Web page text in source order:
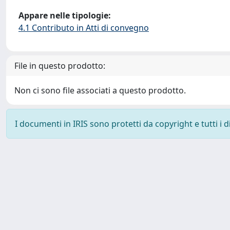
Appare nelle tipologie:
4.1 Contributo in Atti di convegno
File in questo prodotto:
Non ci sono file associati a questo prodotto.
I documenti in IRIS sono protetti da copyright e tutti i